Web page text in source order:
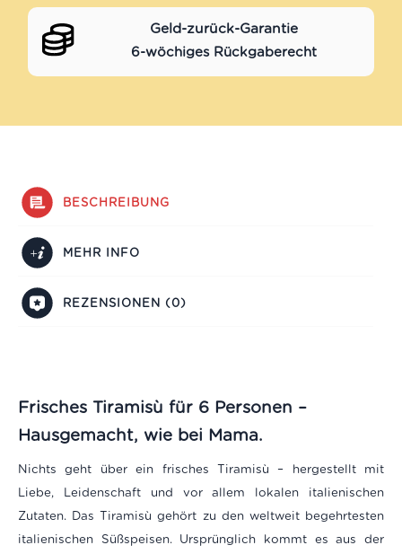
Geld-zurück-Garantie
6-wöchiges Rückgaberecht
BESCHREIBUNG
MEHR INFO
REZENSIONEN (0)
Frisches Tiramisù für 6 Personen –
Hausgemacht, wie bei Mama.
Nichts geht über ein frisches Tiramisù – hergestellt mit
Liebe, Leidenschaft und vor allem lokalen italienischen
Zutaten. Das Tiramisù gehört zu den weltweit begehrtesten
italienischen Süßspeisen. Ursprünglich kommt es aus der